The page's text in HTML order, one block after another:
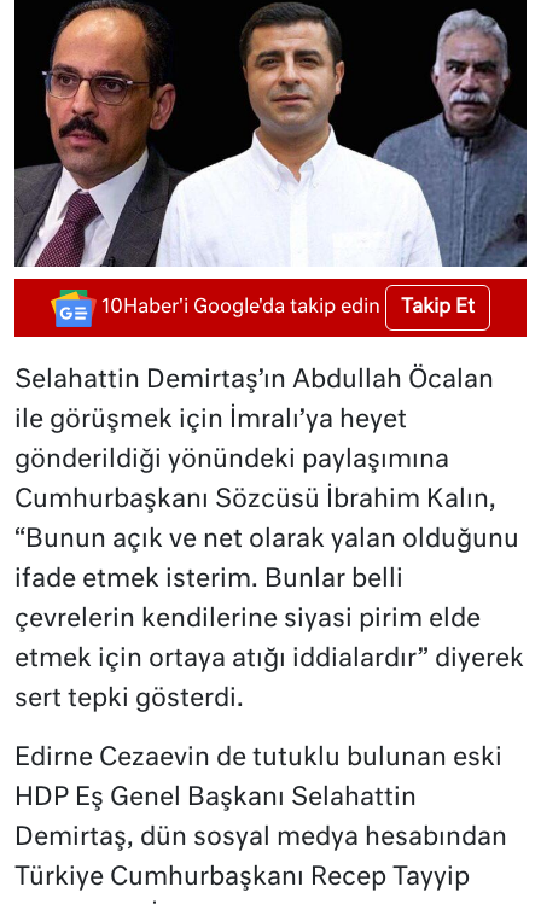
10Haber'i Google'da takip edin Takip Et
Selahattin Demirtaş’ın Abdullah Öcalan
ile görüşmek için İmralı’ya heyet
gönderildiği yönündeki paylaşımına
Cumhurbaşkanı Sözcüsü İbrahim Kalın,
“Bunun açık ve net olarak yalan olduğunu
ifade etmek isterim. Bunlar belli
çevrelerin kendilerine siyasi pirim elde
etmek için ortaya atığı iddialardır” diyerek
sert tepki gösterdi.
Edirne Cezaevin de tutuklu bulunan eski
HDP Eş Genel Başkanı Selahattin
Demirtaş, dün sosyal medya hesabından
Türkiye Cumhurbaşkanı Recep Tayyip